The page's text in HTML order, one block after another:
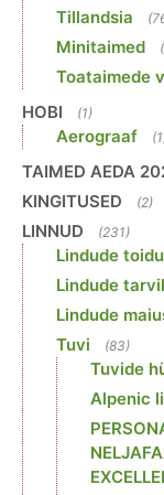
Tillandsia
Minitaimed
Toataimede
HOBI (1)
Aerograaf
TAIMED AEDA
KINGITUSED (2)
LINNUD (231)
Lindude
Lindude
Lindude
Tuvi (83)
Tuvide
Alpenic